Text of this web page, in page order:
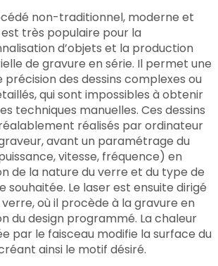
non-traditionnel, moderne et
très populaire pour la
d’objets et la production
de gravure en série. Il permet une
précision des dessins complexes ou
qui sont impossibles à obtenir
techniques manuelles. Ces dessins
réalisés par ordinateur
avant un paramétrage du
vitesse, fréquence) en
de la nature du verre et du type de
souhaitée. Le laser est ensuite dirigé
où il procède à la gravure en
du design programmé. La chaleur
par le faisceau modifie la surface du
ainsi le motif désiré.